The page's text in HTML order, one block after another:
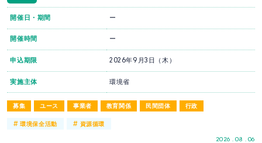
募集 ユース 事業者 教育関係 民間団体 行政
2026 . 08 . 06
開催日・期間 ー
開催時間 ー
申込期限 2026年9月3日（木）
実施主体 環境省
#環境保全活動 # 資源循環